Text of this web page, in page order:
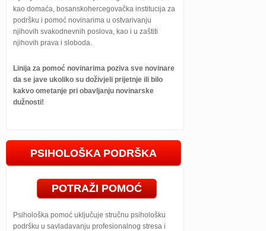
kao domaća, bosanskohercegovačka institucija za
podršku i pomoć novinarima u ostvarivanju
njihovih svakodnevnih poslova, kao i u zaštiti
njihovih prava i sloboda.
Linija za pomoć novinarima poziva sve novinare
da se jave ukoliko su doživjeli prijetnje ili bilo
kakvo ometanje pri obavljanju novinarske
dužnosti!
PSIHOLOŠKA PODRŠKA
POTRAŽI POMOĆ
Psihološka pomoć uključuje stručnu psihološku
podršku u savladavanju profesionalnog stresa i